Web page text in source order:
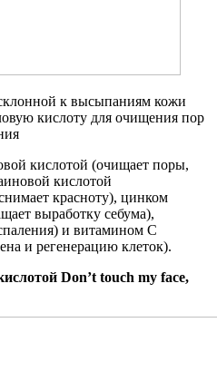
к высыпаниям кожи
кислоту для очищения пор
кислотой (очищает поры,
кислотой
красноту), цинком
выработку себума),
и витамином C
и регенерацию клеток).
Don’t touch my face,